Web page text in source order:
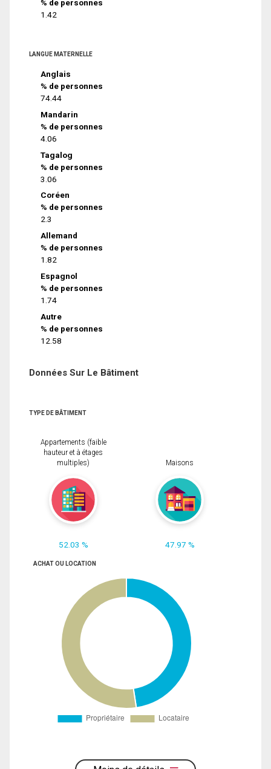
% de personnes
1.42
LANGUE MATERNELLE
Anglais
% de personnes
74.44
Mandarin
% de personnes
4.06
Tagalog
% de personnes
3.06
Coréen
% de personnes
2.3
Allemand
% de personnes
1.82
Espagnol
% de personnes
1.74
Autre
% de personnes
12.58
Données Sur Le Bâtiment
TYPE DE BÂTIMENT
Appartements (faible
hauteur et à étages
multiples)
52.03 %
Maisons
47.97 %
ACHAT OU LOCATION